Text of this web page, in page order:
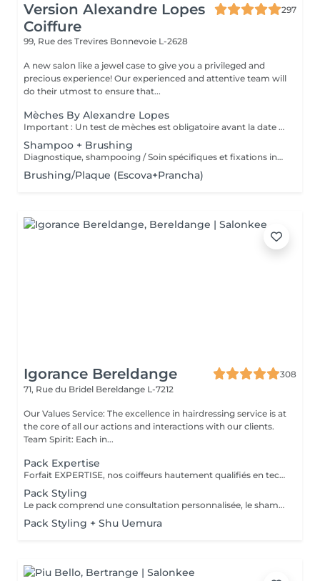
Version Alexandre Lopes
Coiffure
297
99, Rue des Trevires Bonnevoie L-2628
A new salon like a jewel case to give you a privileged and
precious experience! Our experienced and attentive team will
do their utmost to ensure that...
Mèches By Alexandre Lopes
Important : Un test de mèches est obligatoire avant la date du rendez-vous. Ce test permet d'évaluer la résistance du cheveu et d'assurer la sécurité ainsi que la qualité du résultat final. Le rendez-vous pour le service complet ne sera confirmé qu'après la réalisation de ce test. Nos mèches sont un service complet, conçu pour offrir un résultat à la fois lumineux, harmonieux et respectueux de la santé du cheveu. Le tarif inclut toutes les étapes du processus : réalisation des mèches, soin capillaire, effet fondu (ombré/estompage de racine), patine (tonalisation) et coiffage final. Nous travaillons avec des techniques personnalisées afin de garantir un rendu naturel, une transition de couleur douce et une finition impeccable.
Shampoo + Brushing
Diagnostique, shampooing / Soin spécifiques et fixations inclus
Brushing/Plaque (Escova+Prancha)
Igorance Bereldange
308
71, Rue du Bridel Bereldange L-7212
Our Values Service: The excellence in hairdressing service is at
the core of all our actions and interactions with our clients.
Team Spirit: Each in...
Pack Expertise
Forfait EXPERTISE, nos coiffeurs hautement qualifiés en technique anglo-saxonne, en formation continu et diplômés d’une académie anglaise à Paris. Vous offre une séance d’une heure avec votre coach en suivi beauté. Ce pack inclus : 1 h de prestation Un diagnostique personnalisé Shampoing spécifique Haircare Conditioner spécifique Produit de coiffage Coupe Styling Produit de finition
Pack Styling
Le pack comprend une consultation personnalisée, le shampooing et le conditionneur spécifiques REDKEN , le séchage et les produits de styling REDKEN * Tarifs à titre indicatifs à confirmer après la consultation personnalisée établit auprès de votre coiffeur/stylist/spécialiste * La direction se réserve le droit d’apporter des modifications pour le bon fonctionnement du salon
Pack Styling + Shu Uemura